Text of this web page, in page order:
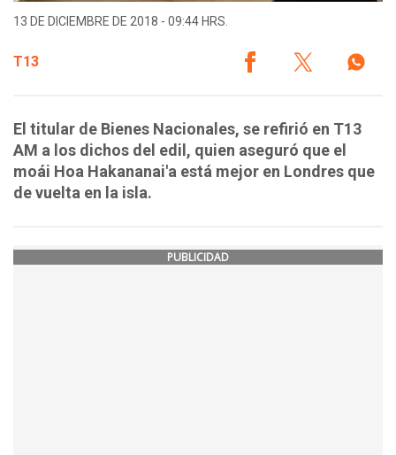
13 DE DICIEMBRE DE 2018 - 09:44 HRS.
T13
El titular de Bienes Nacionales, se refirió en T13
AM a los dichos del edil, quien aseguró que el
moái Hoa Hakananai'a está mejor en Londres que
de vuelta en la isla.
PUBLICIDAD